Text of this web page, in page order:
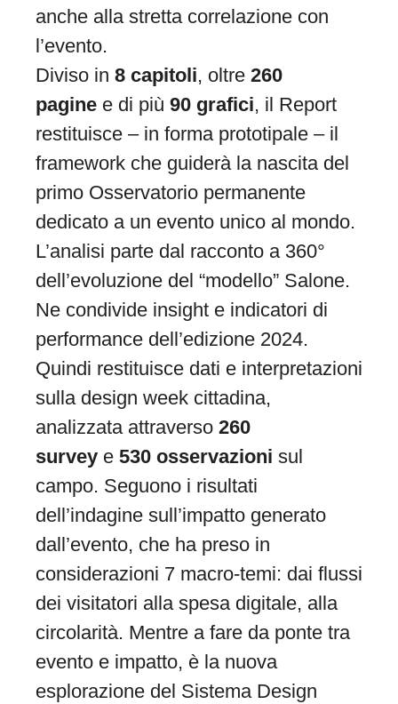
anche alla stretta correlazione con
l’evento.
Diviso in 8 capitoli, oltre 260
pagine e di più 90 grafici, il Report
restituisce – in forma prototipale – il
framework che guiderà la nascita del
primo Osservatorio permanente
dedicato a un evento unico al mondo.
L’analisi parte dal racconto a 360°
dell’evoluzione del “modello” Salone.
Ne condivide insight e indicatori di
performance dell’edizione 2024.
Quindi restituisce dati e interpretazioni
sulla design week cittadina,
analizzata attraverso 260
survey e 530 osservazioni sul
campo. Seguono i risultati
dell’indagine sull’impatto generato
dall’evento, che ha preso in
considerazioni 7 macro-temi: dai flussi
dei visitatori alla spesa digitale, alla
circolarità. Mentre a fare da ponte tra
evento e impatto, è la nuova
esplorazione del Sistema Design